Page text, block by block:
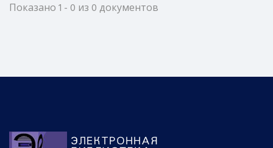
Показано 1 - 0 из 0 документов